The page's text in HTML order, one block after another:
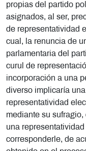
propias del partido
asignados, al ser,
de representatividad
cual, la renuncia de
parlamentaria del
curul de
incorporación a una
diverso implicaría
representatividad
mediante su
una
corresponderle, de